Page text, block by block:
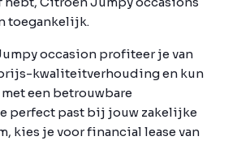
toegankelijk.
occasion profiteer je van
kwaliteitverhouding en kun
een betrouwbare
perfect past bij jouw zakelijke
kies je voor financial lease van